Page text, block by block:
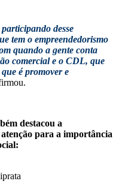
desse
tem o empreendedorismo
quando a gente conta
comercial e o CDL, que
é promover e
destacou a
para a importância